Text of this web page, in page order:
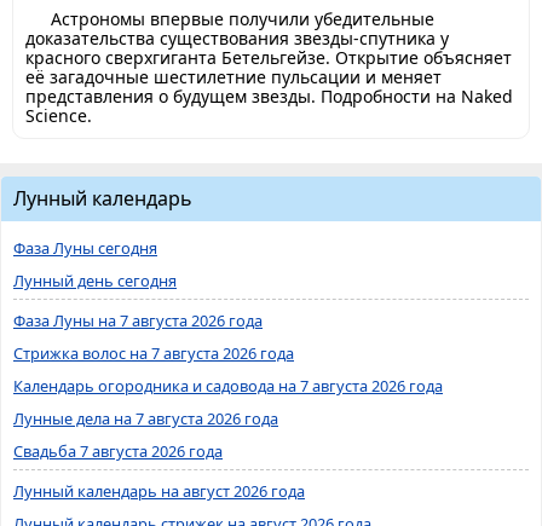
Астрономы впервые получили убедительные
доказательства существования звезды-спутника у
красного сверхгиганта Бетельгейзе. Открытие объясняет
её загадочные шестилетние пульсации и меняет
представления о будущем звезды. Подробности на Naked
Science.
Лунный календарь
Фаза Луны сегодня
Лунный день сегодня
Фаза Луны на 7 августа 2026 года
Стрижка волос на 7 августа 2026 года
Календарь огородника и садовода на 7 августа 2026 года
Лунные дела на 7 августа 2026 года
Свадьба 7 августа 2026 года
Лунный календарь на август 2026 года